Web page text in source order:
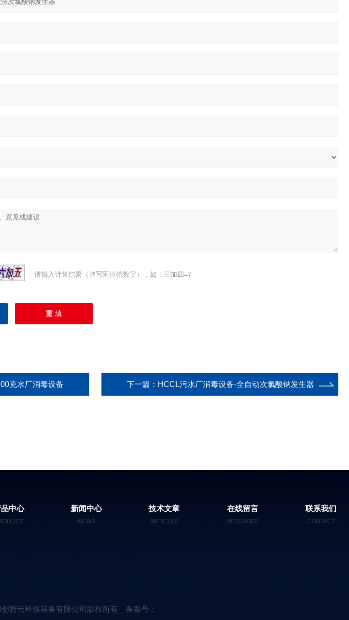
请输入计算结果（填写阿拉伯数字），如：三加四=7
克水厂消毒设备 下一篇： HCCL污水厂消毒设备-全自动次氯酸钠发生器
中心 新闻中心
NEWS
技术文章
ARTICLES
在线留言
MESSAGES
联系我们
CONTACT
智云环保装备有限公司版权所有 备案号：